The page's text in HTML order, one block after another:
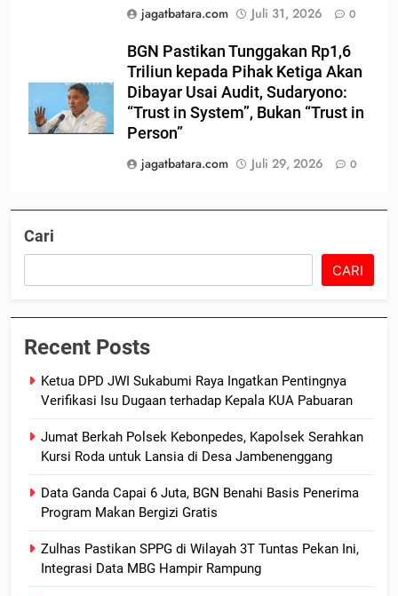
jagatbatara.com
Juli 31, 2026 0
BGN Pastikan Tunggakan Rp1,6
Triliun kepada Pihak Ketiga Akan
Dibayar Usai Audit, Sudaryono:
“Trust in System”, Bukan “Trust in
Person”
jagatbatara.com
Juli 29, 2026 0
Cari
CARI
Recent Posts
Ketua DPD JWI Sukabumi Raya Ingatkan Pentingnya
Verifikasi Isu Dugaan terhadap Kepala KUA Pabuaran
Jumat Berkah Polsek Kebonpedes, Kapolsek Serahkan
Kursi Roda untuk Lansia di Desa Jambenenggang
Data Ganda Capai 6 Juta, BGN Benahi Basis Penerima
Program Makan Bergizi Gratis
Zulhas Pastikan SPPG di Wilayah 3T Tuntas Pekan Ini,
Integrasi Data MBG Hampir Rampung